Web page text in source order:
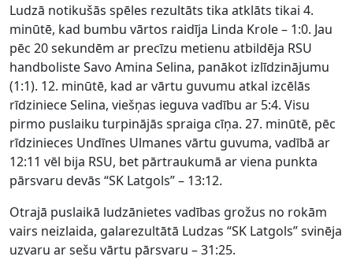
Ludzā notikušās spēles rezultāts tika atklāts tikai 4.
minūtē, kad bumbu vārtos raidīja Linda Krole – 1:0. Jau
pēc 20 sekundēm ar precīzu metienu atbildēja RSU
handboliste Savo Amina Selina, panākot izlīdzinājumu
(1:1). 12. minūtē, kad ar vārtu guvumu atkal izcēlās
rīdziniece Selina, viešņas ieguva vadību ar 5:4. Visu
pirmo puslaiku turpinājās spraiga cīņa. 27. minūtē, pēc
rīdzinieces Undīnes Ulmanes vārtu guvuma, vadībā ar
12:11 vēl bija RSU, bet pārtraukumā ar viena punkta
pārsvaru devās “SK Latgols” – 13:12.
Otrajā puslaikā ludzānietes vadības grožus no rokām
vairs neizlaida, galarezultātā Ludzas “SK Latgols” svinēja
uzvaru ar sešu vārtu pārsvaru – 31:25.